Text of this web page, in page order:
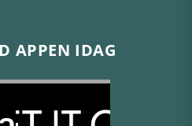
APPEN IDAG